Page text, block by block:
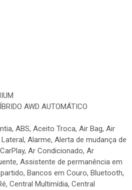
AWD AUTOMÁTICO
ABS, Aceito Troca, Air Bag, Air
Alarme, Alerta de mudança de
Ar Condicionado, Ar
Assistente de permanência em
Bancos em Couro, Bluetooth,
Central Multimídia, Central